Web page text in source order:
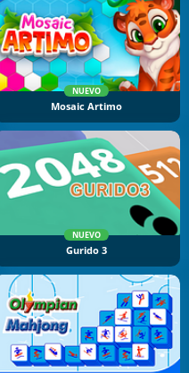
NUEVO
Mosaic Artimo
NUEVO
Gurido 3